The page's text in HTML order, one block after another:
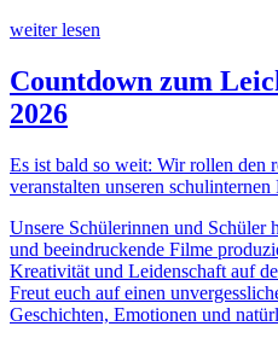
weiter lesen
Countdown zum
2026
Es ist bald so weit: Wir rollen den
veranstalten unseren
Unsere Schülerinnen und Schüler
und beeindruckende Filme
Kreativität und Leidenschaft auf
Freut euch auf einen
Geschichten, Emotionen und